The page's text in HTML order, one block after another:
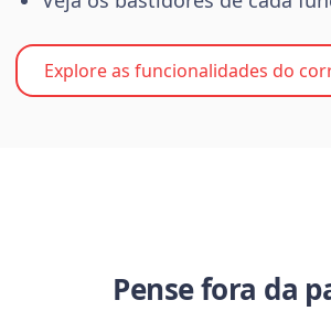
Explore as funcionalidades do
Pense fora da